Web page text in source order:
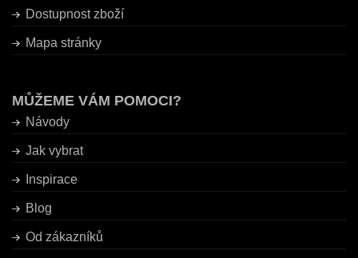
Dostupnost zboží
Mapa stránky
MŮŽEME VÁM POMOCI?
Návody
Jak vybrat
Inspirace
Blog
Od zákazníků